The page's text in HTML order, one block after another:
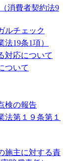
消費者契約法9
ルチェック
19条1項）
対応について
ついて
検の報告
第１９条第１
施主に対する責